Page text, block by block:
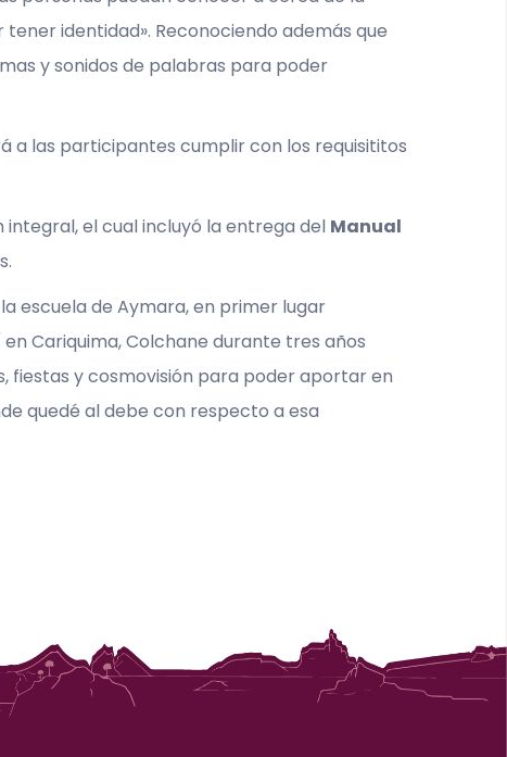
identidad». Reconociendo además que
y sonidos de palabras para poder
a las participantes cumplir con los requisititos
el cual incluyó la entrega del Manual
escuela de Aymara, en primer lugar
Cariquima, Colchane durante tres años
fiestas y cosmovisión para poder aportar en
quedé al debe con respecto a esa